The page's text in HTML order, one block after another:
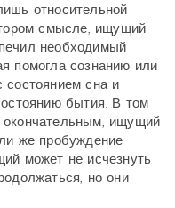
относительной
смысле, ищущий
необходимый
помогла сознанию или
состоянием сна и
бытия. В том
ищущий
же пробуждение
может не исчезнуть
но они